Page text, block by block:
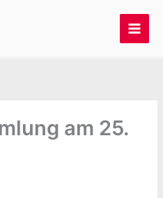
am 25.